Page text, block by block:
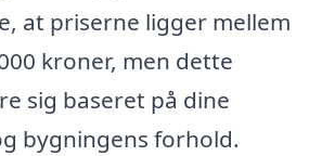
at priserne ligger mellem
kroner, men dette
sig baseret på dine
bygningens forhold.